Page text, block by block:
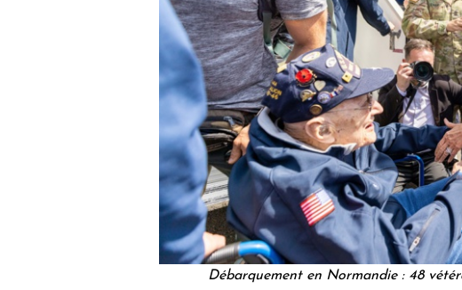
Débarquement en Normandie : 48